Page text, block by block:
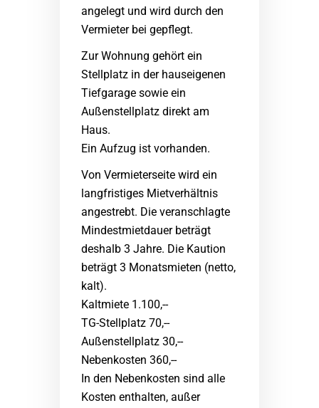
angelegt und wird durch den
Vermieter bei gepflegt.
Zur Wohnung gehört ein
Stellplatz in der hauseigenen
Tiefgarage sowie ein
Außenstellplatz direkt am
Haus.
Ein Aufzug ist vorhanden.
Von Vermieterseite wird ein
langfristiges Mietverhältnis
angestrebt. Die veranschlagte
Mindestmietdauer beträgt
deshalb 3 Jahre. Die Kaution
beträgt 3 Monatsmieten (netto,
kalt).
Kaltmiete 1.100,--
TG-Stellplatz 70,--
Außenstellplatz 30,--
Nebenkosten 360,--
In den Nebenkosten sind alle
Kosten enthalten, außer